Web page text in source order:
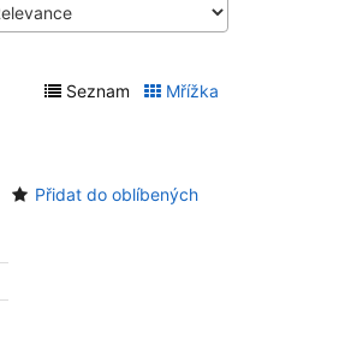
Seznam
Mřížka
Přidat do oblíbených